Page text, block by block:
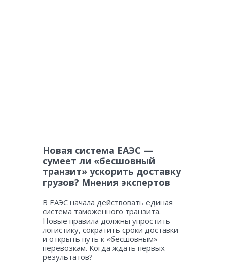
Новая система ЕАЭС —
сумеет ли «бесшовный
транзит» ускорить доставку
грузов? Мнения экспертов
В ЕАЭС начала действовать единая
система таможенного транзита.
Новые правила должны упростить
логистику, сократить сроки доставки
и открыть путь к «бесшовным»
перевозкам. Когда ждать первых
результатов?